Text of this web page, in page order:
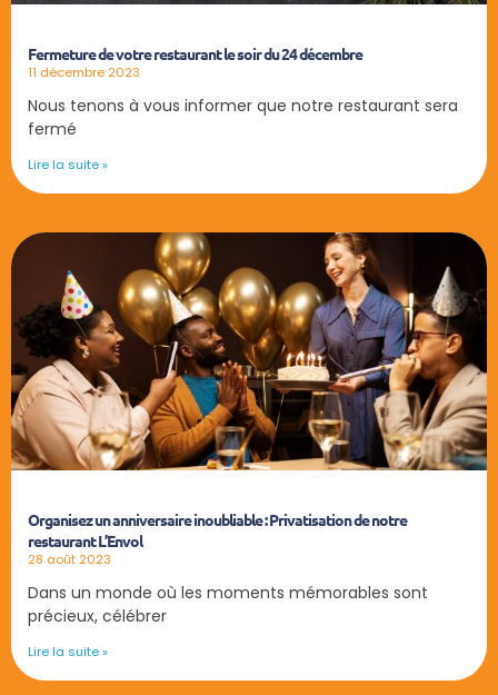
Fermeture de votre restaurant le soir du 24 décembre
11 décembre 2023
Nous tenons à vous informer que notre restaurant sera
fermé
Lire la suite »
Organisez un anniversaire inoubliable : Privatisation de notre
restaurant L’Envol
28 août 2023
Dans un monde où les moments mémorables sont
précieux, célébrer
Lire la suite »